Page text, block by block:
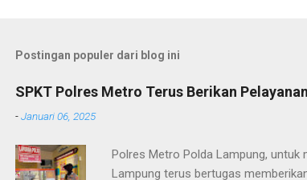
Postingan populer dari blog ini
SPKT Polres Metro Terus Berikan
-Januari 06, 2025
Polres Metro Polda Lampung, untuk
Lampung terus bertugas